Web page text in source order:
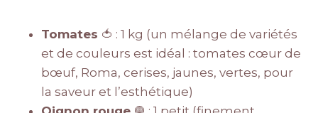
Tomates 🍅 : 1 kg (un mélange de variétés
et de couleurs est idéal : tomates cœur de
bœuf, Roma, cerises, jaunes, vertes, pour
la saveur et l’esthétique)